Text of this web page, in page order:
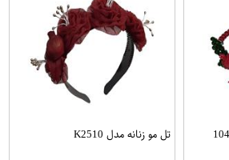
تل مو زنانه مدل K2510